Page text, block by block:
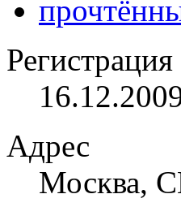
Регистрация
Адрес
Москва,